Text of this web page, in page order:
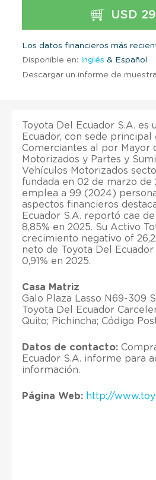
USD
Los datos financieros más
Disponible en: Inglés & Español
Descargar un informe de muestra
Toyota Del Ecuador S.A. es
Ecuador, con sede principal
Comerciantes al por Mayor
Motorizados y Partes y
Vehículos Motorizados
fundada en 02 de marzo de
emplea a 99 (2024)
aspectos financieros
Ecuador S.A. reportó cae
8,85% en 2025. Su Activo
crecimiento negativo of
neto de Toyota Del Ecuador
0,91% en 2025.
Casa Matriz
Galo Plaza Lasso N69-309
Toyota Del Ecuador
Quito; Pichincha; Código
Datos de contacto:
Ecuador S.A. informe para
información.
Página Web: http://